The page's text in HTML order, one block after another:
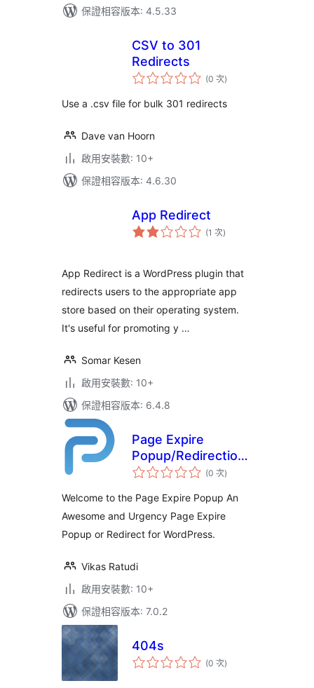
保證相容版本: 4.5.33
CSV to 301
Redirects
(0 次評
分
數
)
Use a .csv file for bulk 301 redirects
Dave van Hoorn
啟用安裝數: 10+
保證相容版本: 4.6.30
App Redirect
(1 次評
分)
App Redirect is a WordPress plugin that
redirects users to the appropriate app
store based on their operating system.
It's useful for promoting y …
Somar Kesen
啟用安裝數: 10+
保證相容版本: 6.4.8
Page Expire
Popup/Redirection
for WordPress
(0 次評
分
數
)
Welcome to the Page Expire Popup An
Awesome and Urgency Page Expire
Popup or Redirect for WordPress.
Vikas Ratudi
啟用安裝數: 10+
保證相容版本: 7.0.2
404s
(0 次評
分)